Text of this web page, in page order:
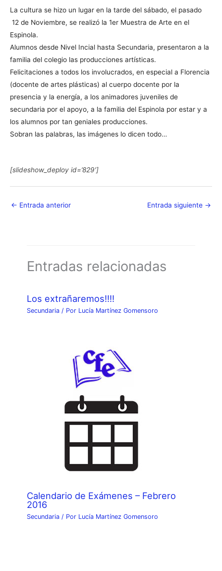
La cultura se hizo un lugar en la tarde del sábado, el pasado
12 de Noviembre, se realizó la 1er Muestra de Arte en el
Espinola.
Alumnos desde Nivel Incial hasta Secundaria, presentaron a la
familia del colegio las producciones artísticas.
Felicitaciones a todos los involucrados, en especial a Florencia
(docente de artes plásticas) al cuerpo docente por la
presencia y la energía, a los animadores juveniles de
secundaria por el apoyo, a la familia del Espinola por estar y a
los alumnos por tan geniales producciones.
Sobran las palabras, las imágenes lo dicen todo…
[slideshow_deploy id=’829′]
← Entrada anterior Entrada siguiente →
Entradas relacionadas
Los extrañaremos!!!!
Secundaria / Por Lucía Martínez Gomensoro
Calendario de Exámenes – Febrero
2016
Secundaria / Por Lucía Martínez Gomensoro